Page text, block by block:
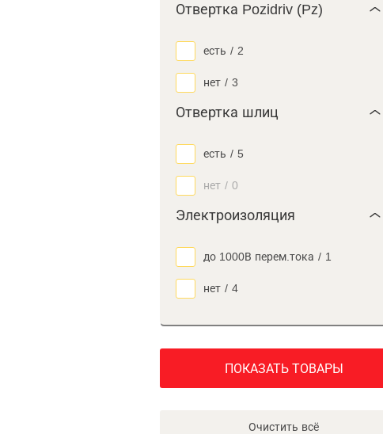
Отвертка Pozidriv (Pz)
есть / 2
нет / 3
Отвертка шлиц
есть / 5
нет / 0
Электроизоляция
до 1000В перем.тока / 1
нет / 4
ПОКАЗАТЬ ТОВАРЫ
Очистить всё